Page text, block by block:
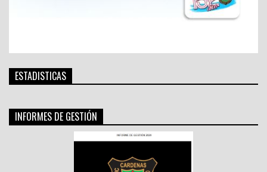
ESTADISTICAS
INFORMES DE GESTIÓN